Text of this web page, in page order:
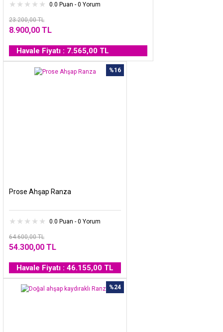
0.0 Puan - 0 Yorum
23.200,00 TL
8.900,00 TL
Havale Fiyatı : 7.565,00 TL
%16
Prose Ahşap Ranza
0.0 Puan - 0 Yorum
64.600,00 TL
54.300,00 TL
Havale Fiyatı : 46.155,00 TL
%24